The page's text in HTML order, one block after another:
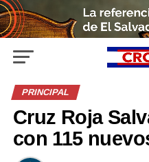
PRINCIPAL
Cruz Roja
con 115